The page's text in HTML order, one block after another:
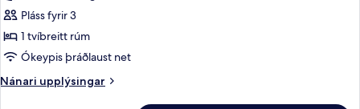
herbergi
(King,
28.4
Pláss fyrir 3
1 tvíbreitt rúm
Ókeypis þráðlaust net
Nánari upplýsingar
Nánari